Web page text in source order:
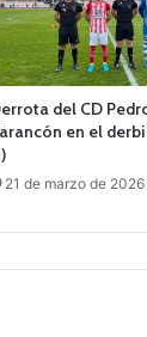
del CD
en el
21 de marzo de 2026